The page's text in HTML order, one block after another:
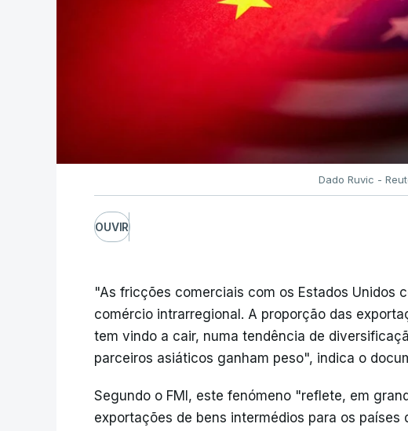
Dado Ruvic -
OUVIR
"As fricções comerciais com os Estados Unidos
comércio intrarregional. A proporção das
tem vindo a cair, numa tendência de
parceiros asiáticos ganham peso", indica o
Segundo o FMI, este fenómeno "reflete, em
exportações de bens intermédios para os países